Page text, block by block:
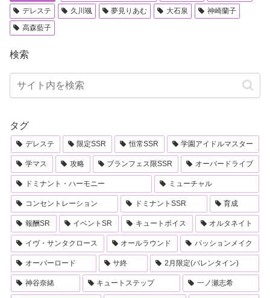
デレステ
久川颯 夢見りあむ 大石泉
神崎蘭子
高森藍子
検索
タグ
デレステ 限定SSR 恒常SSR 学園アイドルマスター
学マス 攻略 ブランフェス限SSR オーバードライブ
ドミナント・ハーモニー ミューチャル
コンセントレーション ドミナントSSR 育成
報酬SR イベントSR キュートボイス オルタネイト
イヴ・サンタクロース オールラウンド パッションメイク
オーバーロード サ終 2月限定(バレンタイン)
神谷奈緒 キュートステップ 一ノ瀬志希